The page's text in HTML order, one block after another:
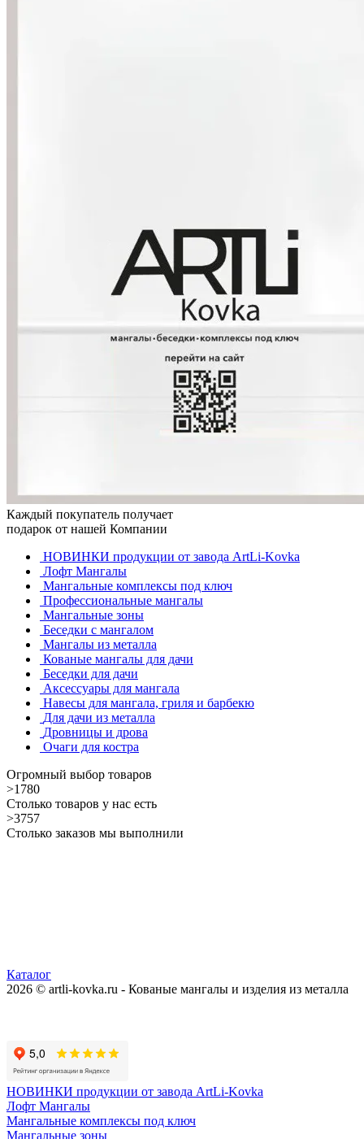
Каждый покупатель получает
подарок от нашей Компании
НОВИНКИ продукции от завода ArtLi-Kovka
Лофт Мангалы
Мангальные комплексы под ключ
Профессиональные мангалы
Мангальные зоны
Беседки с мангалом
Мангалы из металла
Кованые мангалы для дачи
Беседки для дачи
Аксессуары для мангала
Навесы для мангала, гриля и барбекю
Для дачи из металла
Дровницы и дрова
Очаги для костра
Огромный выбор товаров
>1780
Столько товаров у нас есть
>3757
Столько заказов мы выполнили
Каталог
2026 © artli-kovka.ru - Кованые мангалы и изделия из металла
НОВИНКИ продукции от завода ArtLi-Kovka
Лофт Мангалы
Мангальные комплексы под ключ
Мангальные зоны